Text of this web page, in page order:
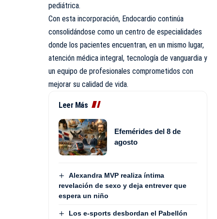
pediátrica.
Con esta incorporación, Endocardio continúa
consolidándose como un centro de especialidades
donde los pacientes encuentran, en un mismo lugar,
atención médica integral, tecnología de vanguardia y
un equipo de profesionales comprometidos con
mejorar su calidad de vida.
Leer Más
Efemérides del 8 de
agosto
Alexandra MVP realiza íntima
revelación de sexo y deja entrever que
espera un niño
Los e-sports desbordan el Pabellón